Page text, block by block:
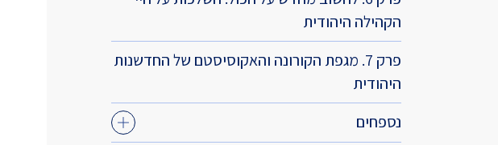
הקהילה היהודית
פרק 7. מגפת הקורונה והאקוסיסטם של החדשנות
היהודית
נספחים